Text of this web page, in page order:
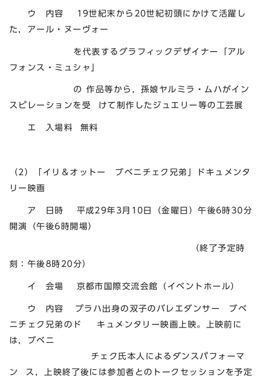
ウ 内容 19世紀末から20世紀初頭にかけて活躍し
た，アール・ヌーヴォー
を代表するグラフィックデザイナー「アル
フォンス・ミュシャ」
の 作品等から，孫娘ヤルミラ・ムハがイン
スピレーションを受 けて制作したジュエリー等の工芸展
エ 入場料 無料
（2）「イリ＆オットー ブベニチェク兄弟」ドキュメンタ
リー映画
ア 日時 平成29年3月10日（金曜日）午後6時30分
開演（午後6時開場）
（終了予定時
刻：午後8時20分）
イ 会場 京都市国際交流会館（イベントホール）
ウ 内容 プラハ出身の双子のバレエダンサー ブベ
ニチェク兄弟のド キュメンタリー映画上映。上映前に
は，ブベニ
チェク氏本人によるダンスパフォーマ
ン ス，上映終了後には参加者とのトークセッションを予定